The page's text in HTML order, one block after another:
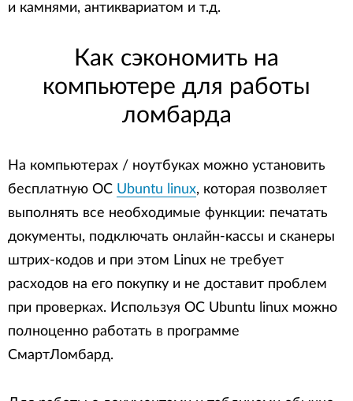
и камнями, антиквариатом и т.д.
Как сэкономить на
компьютере для работы
ломбарда
На компьютерах / ноутбуках можно установить
бесплатную ОС Ubuntu linux, которая позволяет
выполнять все необходимые функции: печатать
документы, подключать онлайн-кассы и сканеры
штрих-кодов и при этом Linux не требует
расходов на его покупку и не доставит проблем
при проверках. Используя ОС Ubuntu linux можно
полноценно работать в программе
СмартЛомбард.